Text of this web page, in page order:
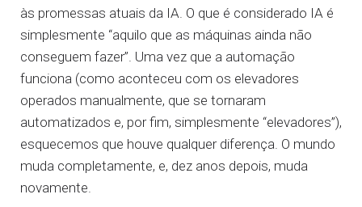
às promessas atuais da IA. O que é considerado IA é
simplesmente “aquilo que as máquinas ainda não
conseguem fazer”. Uma vez que a automação
funciona (como aconteceu com os elevadores
operados manualmente, que se tornaram
automatizados e, por fim, simplesmente “elevadores”),
esquecemos que houve qualquer diferença. O mundo
muda completamente, e, dez anos depois, muda
novamente.